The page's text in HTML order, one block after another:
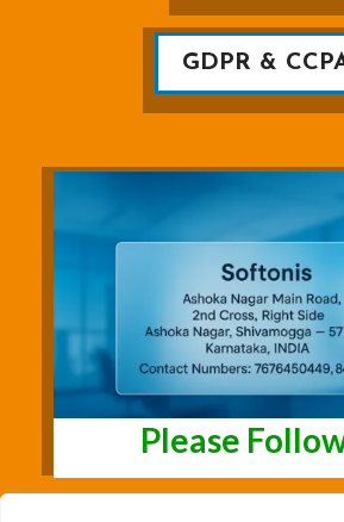
GDPR &
Please